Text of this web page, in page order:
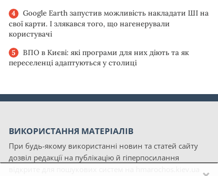
Google Earth запустив можливість накладати ШІ на
свої карти. І злякався того, що нагенерували
користувачі
ВПО в Києві: які програми для них діють та як
переселенці адаптуються у столиці
ВИКОРИСТАННЯ МАТЕРІАЛІВ
При будь-якому використанні новин та статей сайту
дозвіл редакції на публікацію й гіперпосилання